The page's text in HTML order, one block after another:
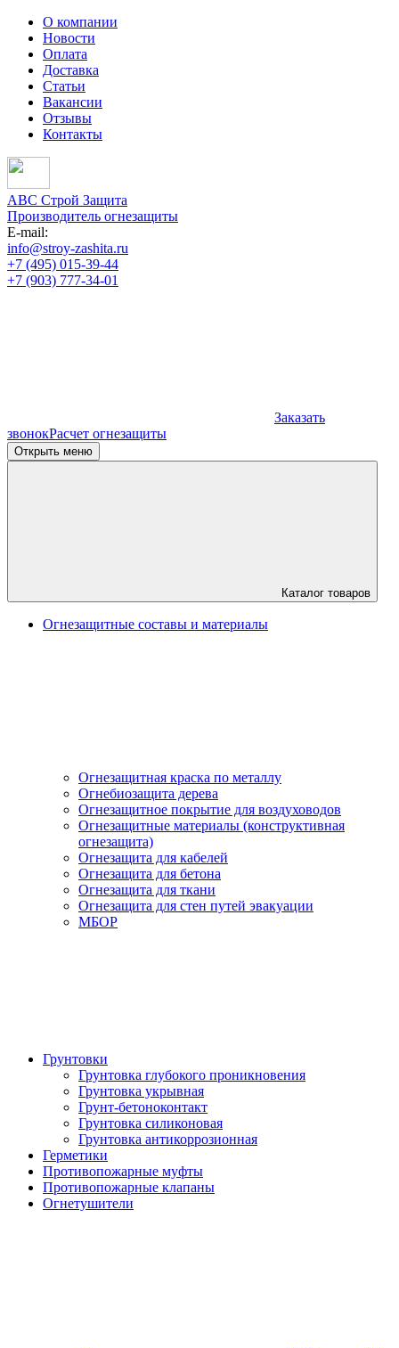
О компании
Новости
Оплата
Доставка
Статьи
Вакансии
Отзывы
Контакты
АВС Строй Защита
Производитель огнезащиты
E-mail:
info@stroy-zashita.ru
+7 (495) 015-39-44
+7 (903) 777-34-01
Заказать
звонокРасчет огнезащиты
Открыть меню
Каталог товаров
Огнезащитные составы и материалы
Огнезащитная краска по металлу
Огнебиозащита дерева
Огнезащитное покрытие для воздуховодов
Огнезащитные материалы (конструктивная
огнезащита)
Огнезащита для кабелей
Огнезащита для бетона
Огнезащита для ткани
Огнезащита для стен путей эвакуации
МБОР
Грунтовки
Грунтовка глубокого проникновения
Грунтовка укрывная
Грунт-бетоноконтакт
Грунтовка силиконовая
Грунтовка антикоррозионная
Герметики
Противопожарные муфты
Противопожарные клапаны
Огнетушители